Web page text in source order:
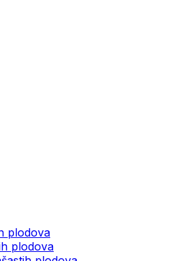
plodova
plodova